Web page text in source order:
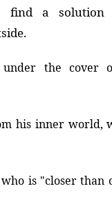
a solution
the cover
his inner world,
is "closer than